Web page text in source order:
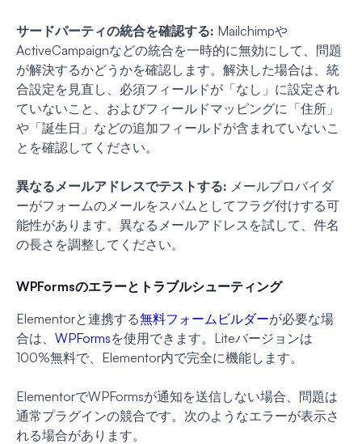
サードパーティの統合を確認する: Mailchimpや
ActiveCampaignなどの統合を一時的に無効にして、問題
が解決するかどうかを確認します。解決した場合は、統
合設定を見直し、必須フィールドが「なし」に設定され
ていないこと、およびフィールドマッピングに「住所」
や「誕生日」などの追加フィールドが含まれていないこ
とを確認してください。
異なるメールアドレスでテストする: メールプロバイダ
ーがフォームのメールをスパムとしてフラグ付けする可
能性があります。異なるメールアドレスを試して、件名
の長さを調整してください。
WPFormsのエラーとトラブルシューティング
Elementorと連携する無料フォームビルダーが必要な場
合は、 WPFormsを使用できます。Liteバージョンは
100%無料で、Elementor内で完全に機能します。
ElementorでWPFormsが通知を送信しない場合、問題は
通常プラグインの競合です。次のようなエラーが表示さ
れる場合があります。